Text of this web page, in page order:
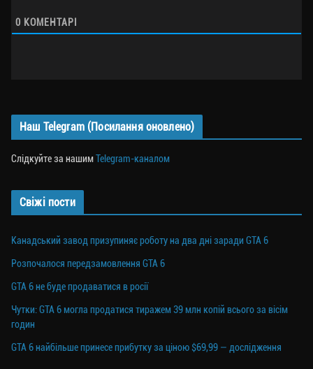
0 КОМЕНТАРІ
Наш Telegram (Посилання оновлено)
Слідкуйте за нашимTelegram-каналом
Свіжі пости
Канадський завод призупиняє роботу на два дні заради GTA 6
Розпочалося передзамовлення GTA 6
GTA 6 не буде продаватися в росії
Чутки: GTA 6 могла продатися тиражем 39 млн копій всього за вісім
годин
GTA 6 найбільше принесе прибутку за ціною $69,99 — дослідження